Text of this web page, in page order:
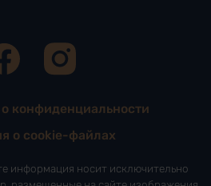
конфиденциальности
о cookie-файлах
информация носит исключительно